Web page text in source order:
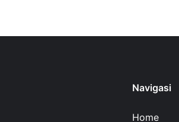
Navigasi
Home